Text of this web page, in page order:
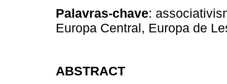
Palavras-chave:
Europa Central, Europa de
ABSTRACT